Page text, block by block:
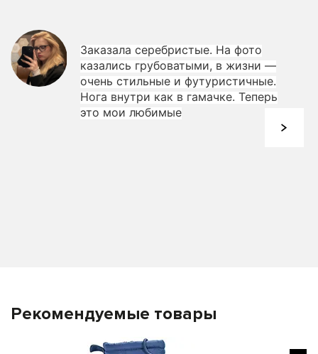
Заказала серебристые. На фото
казались грубоватыми, в жизни —
очень стильные и футуристичные.
Нога внутри как в гамачке. Теперь
это мои любимые
Рекомендуемые товары
БЫСТРЫЙ ПРОСМОТР